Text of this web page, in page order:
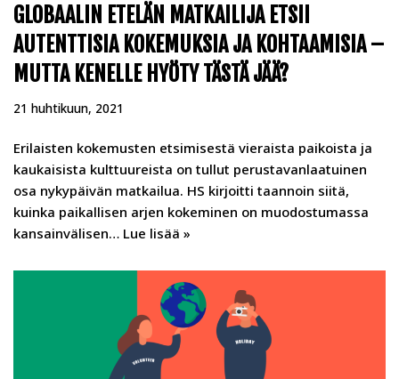
GLOBAALIN ETELÄN MATKAILIJA ETSII
AUTENTTISIA KOKEMUKSIA JA KOHTAAMISIA –
MUTTA KENELLE HYÖTY TÄSTÄ JÄÄ?
21 huhtikuun, 2021
Erilaisten kokemusten etsimisestä vieraista paikoista ja
kaukaisista kulttuureista on tullut perustavanlaatuinen
osa nykypäivän matkailua. HS kirjoitti taannoin siitä,
kuinka paikallisen arjen kokeminen on muodostumassa
kansainvälisen… Lue lisää »